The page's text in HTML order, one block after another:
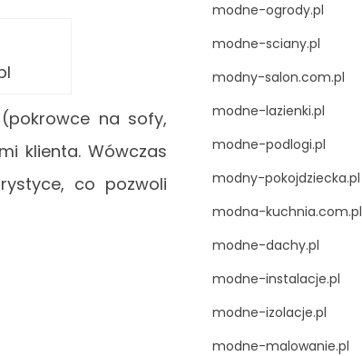
na sofy,
klienta. Wówczas
co pozwoli
modne-ogrody.pl
modne-sciany.pl
modny-salon.com.pl
modne-lazienki.pl
modne-podlogi.pl
modny-pokojdziecka.pl
modna-kuchnia.com.pl
modne-dachy.pl
modne-instalacje.pl
modne-izolacje.pl
modne-malowanie.pl